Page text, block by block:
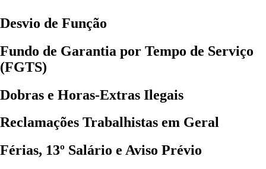
Desvio de Função
Fundo de Garantia por Tempo de Serviço
(FGTS)
Dobras e Horas-Extras Ilegais
Reclamações Trabalhistas em Geral
Férias, 13º Salário e Aviso Prévio